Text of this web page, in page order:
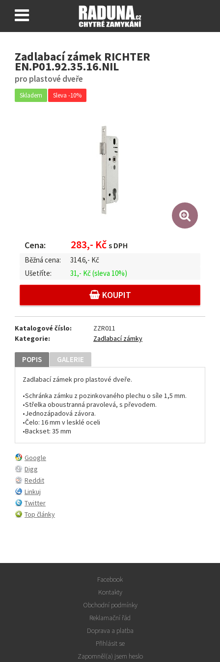
NÁVODY
CERTIFIKÁTY
Nákupní košík 0 ks
Zadlabací zámek RICHTER
EN.P01.92.35.16.NIL
pro plastové dveře
Skladem Sleva -10%
Katalogové číslo:
ZZR011
Kategorie:
Zadlabací zámky
POPIS GALERIE
Zadlabací zámek pro plastové dveře.
•Schránka zámku z pozinkovaného plechu o síle 1,5 mm.
•Střelka oboustranná pravolevá, s převodem.
•Jednozápadová závora.
•Čelo: 16 mm v lesklé oceli
•Backset: 35 mm
Google
Digg
Reddit
Linkuj
Twitter
Top články
Cena: 283,- Kč s DPH
Běžná cena: 314.6,- Kč
Ušetříte:
31,- Kč(sleva 10%)
KOUPIT
Facebook
Kontakty
Obchodní podmínky
Reklamační řád
Doprava a platba
Přihlásit se
Zapomněl(a) jsem heslo